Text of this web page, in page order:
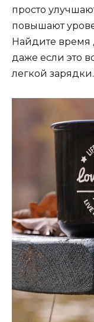
просто
повышают
Найдите время
даже если это
легкой зарядки.